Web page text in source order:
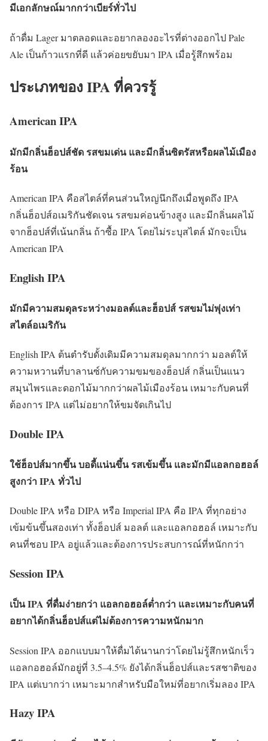
มีเอกลักษณ์มากกว่าเบียร์ทั่วไป
ถ้าดื่ม Lager มาตลอดและอยากลองอะไรที่ต่างออกไป Pale
Ale เป็นก้าวแรกที่ดี แล้วค่อยขยับมา IPA เมื่อรู้สึกพร้อม
ประเภทของ IPA ที่ควรรู้
American IPA
มักมีกลิ่นฮ็อปส์ชัด รสขมเด่น และมีกลิ่นซิตรัสหรือผลไม้เมือง
ร้อน
American IPA คือสไตล์ที่คนส่วนใหญ่นึกถึงเมื่อพูดถึง IPA
กลิ่นฮ็อปส์อเมริกันชัดเจน รสขมค่อนข้างสูง และมีกลิ่นผลไม้
จากฮ็อปส์ที่เน้นกลิ่น ถ้าซื้อ IPA โดยไม่ระบุสไตล์ มักจะเป็น
American IPA
English IPA
มักมีความสมดุลระหว่างมอลต์และฮ็อปส์ รสขมไม่พุ่งเท่า
สไตล์อเมริกัน
English IPA ต้นตำรับดั้งเดิมมีความสมดุลมากกว่า มอลต์ให้
ความหวานที่บาลานซ์กับความขมของฮ็อปส์ กลิ่นเป็นแนว
สมุนไพรและดอกไม้มากกว่าผลไม้เมืองร้อน เหมาะกับคนที่
ต้องการ IPA แต่ไม่อยากให้ขมจัดเกินไป
Double IPA
ใช้ฮ็อปส์มากขึ้น บอดี้แน่นขึ้น รสเข้มขึ้น และมักมีแอลกอฮอล์
สูงกว่า IPA ทั่วไป
Double IPA หรือ DIPA หรือ Imperial IPA คือ IPA ที่ทุกอย่าง
เข้มข้นขึ้นสองเท่า ทั้งฮ็อปส์ มอลต์ และแอลกอฮอล์ เหมาะกับ
คนที่ชอบ IPA อยู่แล้วและต้องการประสบการณ์ที่หนักกว่า
Session IPA
เป็น IPA ที่ดื่มง่ายกว่า แอลกอฮอล์ต่ำกว่า และเหมาะกับคนที่
อยากได้กลิ่นฮ็อปส์แต่ไม่ต้องการความหนักมาก
Session IPA ออกแบบมาให้ดื่มได้นานกว่าโดยไม่รู้สึกหนักเร็ว
แอลกอฮอล์มักอยู่ที่ 3.5–4.5% ยังได้กลิ่นฮ็อปส์และรสชาติของ
IPA แต่เบากว่า เหมาะมากสำหรับมือใหม่ที่อยากเริ่มลอง IPA
Hazy IPA